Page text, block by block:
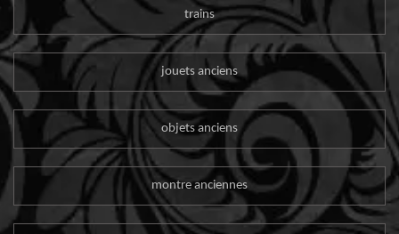
trains
jouets anciens
objets anciens
montre anciennes